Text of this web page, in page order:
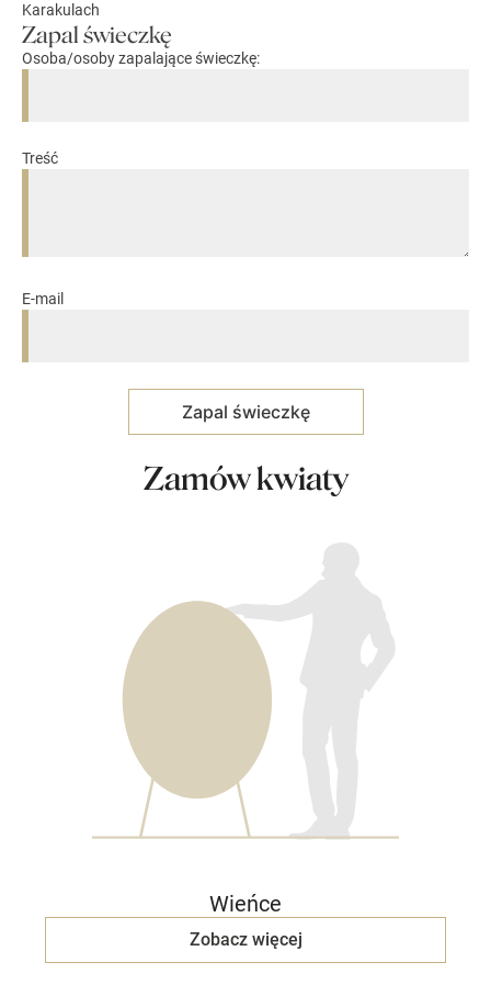
Karakulach
Zapal świeczkę
Osoba/osoby zapalające świeczkę:
Treść
E-mail
Zamów kwiaty
Wieńce
Zobacz więcej